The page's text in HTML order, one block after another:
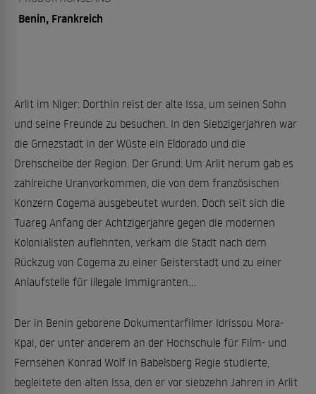
Benin, Frankreich
Arlit im Niger: Dorthin reist der alte Issa, um seinen Sohn
und seine Freunde zu besuchen. In den Siebzigerjahren war
die Grnezstadt in der Wüste ein Eldorado und die
Drehscheibe der Region. Der Grund: Um Arlit herum gab es
zahlreiche Uranvorkommen, die von dem französischen
Konzern Cogema ausgebeutet wurden. Doch seit sich die
Tuareg Anfang der Achtzigerjahre gegen die modernen
Kolonialisten auflehnten, verkam die Stadt nach dem
Rückzug von Cogema zu einer Geisterstadt und zu einer
Anlaufstelle für illegale Immigranten...
Der in Benin geborene Dokumentarfilmer Idrissou Mora-
Kpai, der unter anderem an der Hochschule für Film- und
Fernsehen Konrad Wolf in Babelsberg Regie studierte,
begleitete den alten Issa, den er vor siebzehn Jahren in Arlit